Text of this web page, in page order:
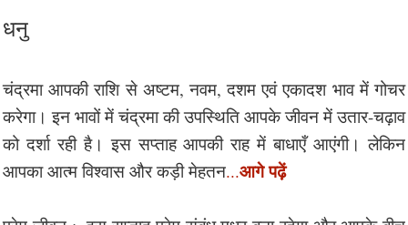
धनु
चंद्रमा आपकी राशि से अष्टम, नवम, दशम एवं एकादश भाव में गोचर
करेगा। इन भावों में चंद्रमा की उपस्थिति आपके जीवन में उतार-चढ़ाव
को दर्शा रही है। इस सप्ताह आपकी राह में बाधाएँ आएंगी। लेकिन
आपका आत्म विश्वास और कड़ी मेहतन...आगे पढ़ें